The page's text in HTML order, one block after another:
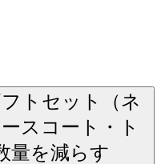
トセット（ネ
スコート・ト
量を減らす